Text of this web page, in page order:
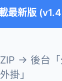
最新版
→ 後台「
掛」